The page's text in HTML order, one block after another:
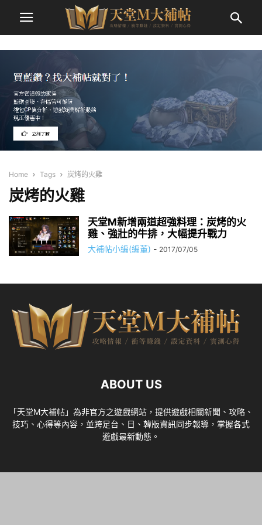
Home Tags 炭烤的火雞
炭烤的火雞
天堂M新增兩道超強料理：炭烤的火
雞、強壯的牛排，大幅提升戰力
大補帖小編(編董) - 2017/07/05
ABOUT US
「天堂M大補帖」為非官方之遊戲網站，提供遊戲相關新聞、攻略、
技巧、心得等內容，並跨足台、日、韓版資訊同步報導，掌握各式
遊戲最新動態。